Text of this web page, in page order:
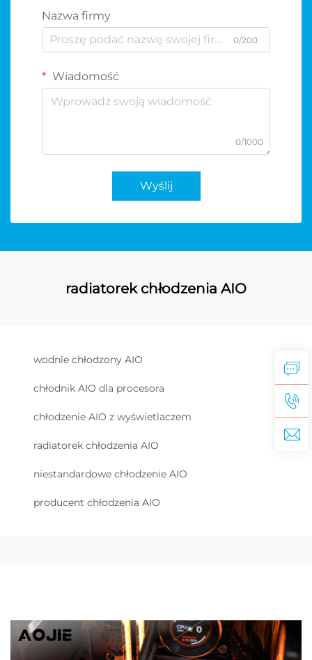
Nazwa firmy
0/200
Wiadomość
0/1000
Wyślij
radiatorek chłodzenia AIO
wodnie chłodzony AIO
chłodnik AIO dla procesora
chłodzenie AIO z wyświetlaczem
radiatorek chłodzenia AIO
niestandardowe chłodzenie AIO
producent chłodzenia AIO